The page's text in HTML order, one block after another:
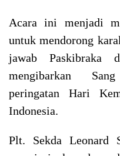
Acara ini menjadi
untuk mendorong
jawab Paskibraka
mengibarkan
peringatan Hari
Indonesia.
Plt. Sekda Leonard